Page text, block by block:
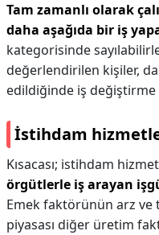
Tam zamanlı olarak
daha aşağıda bir iş
kategorisinde
değerlendirilen kişiler,
edildiğinde iş
İstihdam
Kısacası; istihdam
örgütlerle iş arayan
Emek faktörünün arz
piyasası diğer üretim